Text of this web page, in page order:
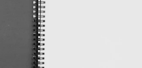
KAPE